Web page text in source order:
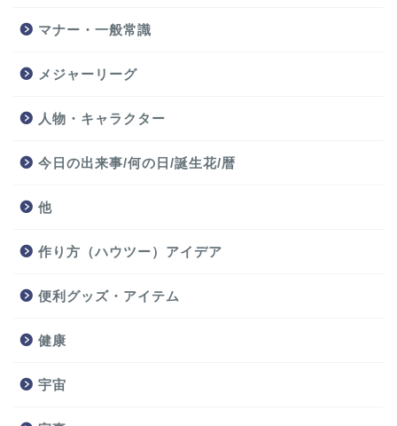
マナー・一般常識
メジャーリーグ
人物・キャラクター
今日の出来事/何の日/誕生花/暦
他
作り方（ハウツー）アイデア
便利グッズ・アイテム
健康
宇宙